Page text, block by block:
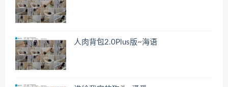
人肉背包2.0Plus版~海语